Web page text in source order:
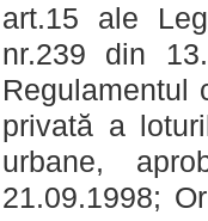
art.15 ale
nr.239 din
Regulamentul
privată a
urbane,
21.09.1998;